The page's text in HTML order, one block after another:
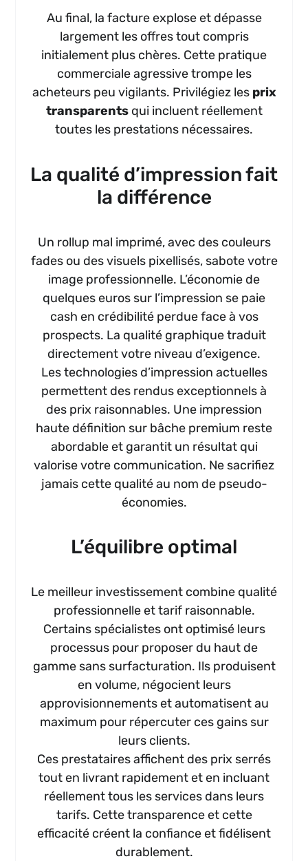
Au final, la facture explose et dépasse
largement les offres tout compris
initialement plus chères. Cette pratique
commerciale agressive trompe les
acheteurs peu vigilants. Privilégiez les prix
transparentsqui incluent réellement
toutes les prestations nécessaires.
La qualité d’impression fait
la différence
Un rollup mal imprimé, avec des couleurs
fades ou des visuels pixellisés, sabote votre
image professionnelle. L’économie de
quelques euros sur l’impression se paie
cash en crédibilité perdue face à vos
prospects. La qualité graphique traduit
directement votre niveau d’exigence.
Les technologies d’impression actuelles
permettent des rendus exceptionnels à
des prix raisonnables. Une impression
haute définition sur bâche premium reste
abordable et garantit un résultat qui
valorise votre communication. Ne sacrifiez
jamais cette qualité au nom de pseudo-
économies.
L’équilibre optimal
Le meilleur investissement combine qualité
professionnelle et tarif raisonnable.
Certains spécialistes ont optimisé leurs
processus pour proposer du haut de
gamme sans surfacturation. Ils produisent
en volume, négocient leurs
approvisionnements et automatisent au
maximum pour répercuter ces gains sur
leurs clients.
Ces prestataires affichent des prix serrés
tout en livrant rapidement et en incluant
réellement tous les services dans leurs
tarifs. Cette transparence et cette
efficacité créent la confiance et fidélisent
durablement.